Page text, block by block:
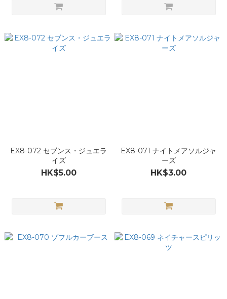
EX8-072 セブンス・ジュエラ
イズ
HK$5.00
EX8-071 ナイトメアソルジャ
ーズ
HK$3.00